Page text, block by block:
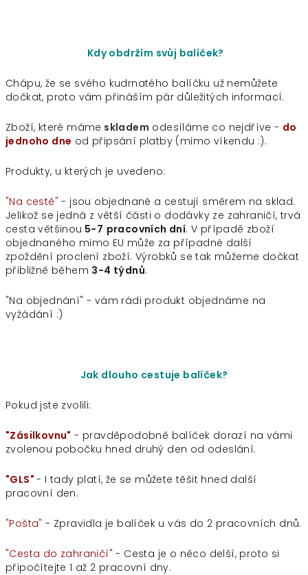
Kdy obdržím svůj balíček?
Chápu, že se svého kudrnatého balíčku už nemůžete
dočkat, proto vám přináším pár důležitých informací.
Zboží, které máme skladem odesíláme co nejdříve - do
jednoho dne od připsání platby (mimo víkendu :).
Produkty, u kterých je uvedeno:
"Na cestě" - jsou objednané a cestují směrem na sklad.
Jelikož se jedná z větší části o dodávky ze zahraničí, trvá
cesta většinou 5-7 pracovních dní. V případě zboží
objednaného mimo EU může za případné další
zpoždění proclení zboží. Výrobků se tak můžeme dočkat
přibližně během 3-4 týdnů.
"Na objednání" - vám rádi produkt objednáme na
vyžádání :)
Jak dlouho cestuje balíček?
Pokud jste zvolili:
"Zásilkovnu" - pravděpodobně balíček dorazí na vámi
zvolenou pobočku hned druhý den od odeslání.
"GLS"- I tady platí, že se můžete těšit hned další
pracovní den.
"Pošta" - Zpravidla je balíček u vás do 2 pracovních dnů.
"Cesta do zahraničí" - Cesta je o něco delší, proto si
připočítejte 1 až 2 pracovní dny.